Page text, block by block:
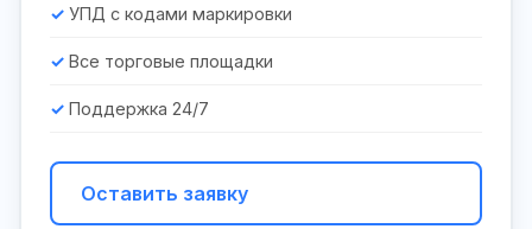
УПД с кодами маркировки
Все торговые площадки
Поддержка 24/7
Оставить заявку